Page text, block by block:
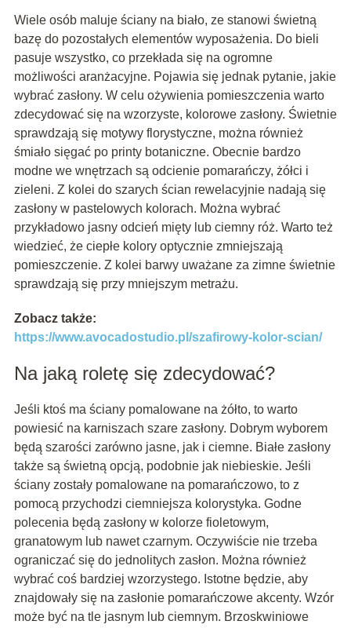
Wiele osób maluje ściany na biało, ze stanowi świetną
bazę do pozostałych elementów wyposażenia. Do bieli
pasuje wszystko, co przekłada się na ogromne
możliwości aranżacyjne. Pojawia się jednak pytanie, jakie
wybrać zasłony. W celu ożywienia pomieszczenia warto
zdecydować się na wzorzyste, kolorowe zasłony. Świetnie
sprawdzają się motywy florystyczne, można również
śmiało sięgać po printy botaniczne. Obecnie bardzo
modne we wnętrzach są odcienie pomarańczy, żółci i
zieleni. Z kolei do szarych ścian rewelacyjnie nadają się
zasłony w pastelowych kolorach. Można wybrać
przykładowo jasny odcień mięty lub ciemny róż. Warto też
wiedzieć, że ciepłe kolory optycznie zmniejszają
pomieszczenie. Z kolei barwy uważane za zimne świetnie
sprawdzają się przy mniejszym metrażu.
Zobacz także:
https://www.avocadostudio.pl/szafirowy-kolor-scian/
Na jaką roletę się zdecydować?
Jeśli ktoś ma ściany pomalowane na żółto, to warto
powiesić na karniszach szare zasłony. Dobrym wyborem
będą szarości zarówno jasne, jak i ciemne. Białe zasłony
także są świetną opcją, podobnie jak niebieskie. Jeśli
ściany zostały pomalowane na pomarańczowo, to z
pomocą przychodzi ciemniejsza kolorystyka. Godne
polecenia będą zasłony w kolorze fioletowym,
granatowym lub nawet czarnym. Oczywiście nie trzeba
ograniczać się do jednolitych zasłon. Można również
wybrać coś bardziej wzorzystego. Istotne będzie, aby
znajdowały się na zasłonie pomarańczowe akcenty. Wzór
może być na tle jasnym lub ciemnym. Brzoskwiniowe